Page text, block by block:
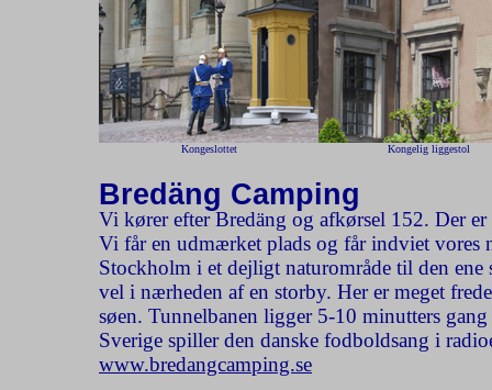
Kongeslottet Kongelig liggestol
Bredäng Camping
Vi kører efter Bredäng og afkørsel 152. Der
Vi får en udmærket plads og får indviet vores
Stockholm i et dejligt naturområde til den
vel i nærheden af en storby. Her er meget
søen. Tunnelbanen ligger 5-10 minutters
Sverige spiller den danske fodboldsang i
www.bredangcamping.se